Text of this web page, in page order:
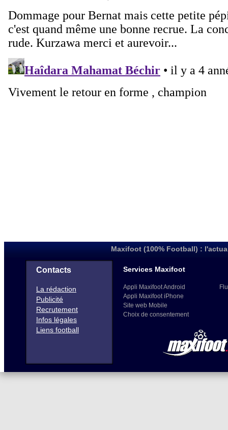
Maxifoot (100% Football) :
Contacts
La rédaction
Publicité
Recrutement
Infos légales
Liens football
Services Maxifoot
Appli Maxifoot Android
Appli Maxifoot iPhone
Site web Mobile
Choix de consentement